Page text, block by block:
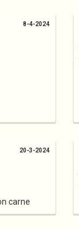
8-4-2024
carne
20-3-2024